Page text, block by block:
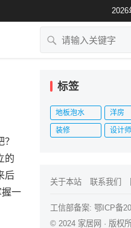
2026
的
后
一
标签
地板泡水 洋房
装修 设计师
关于本站 联系我们
工信部备案: 鄂ICP备
© 2024 家居网 · 版权